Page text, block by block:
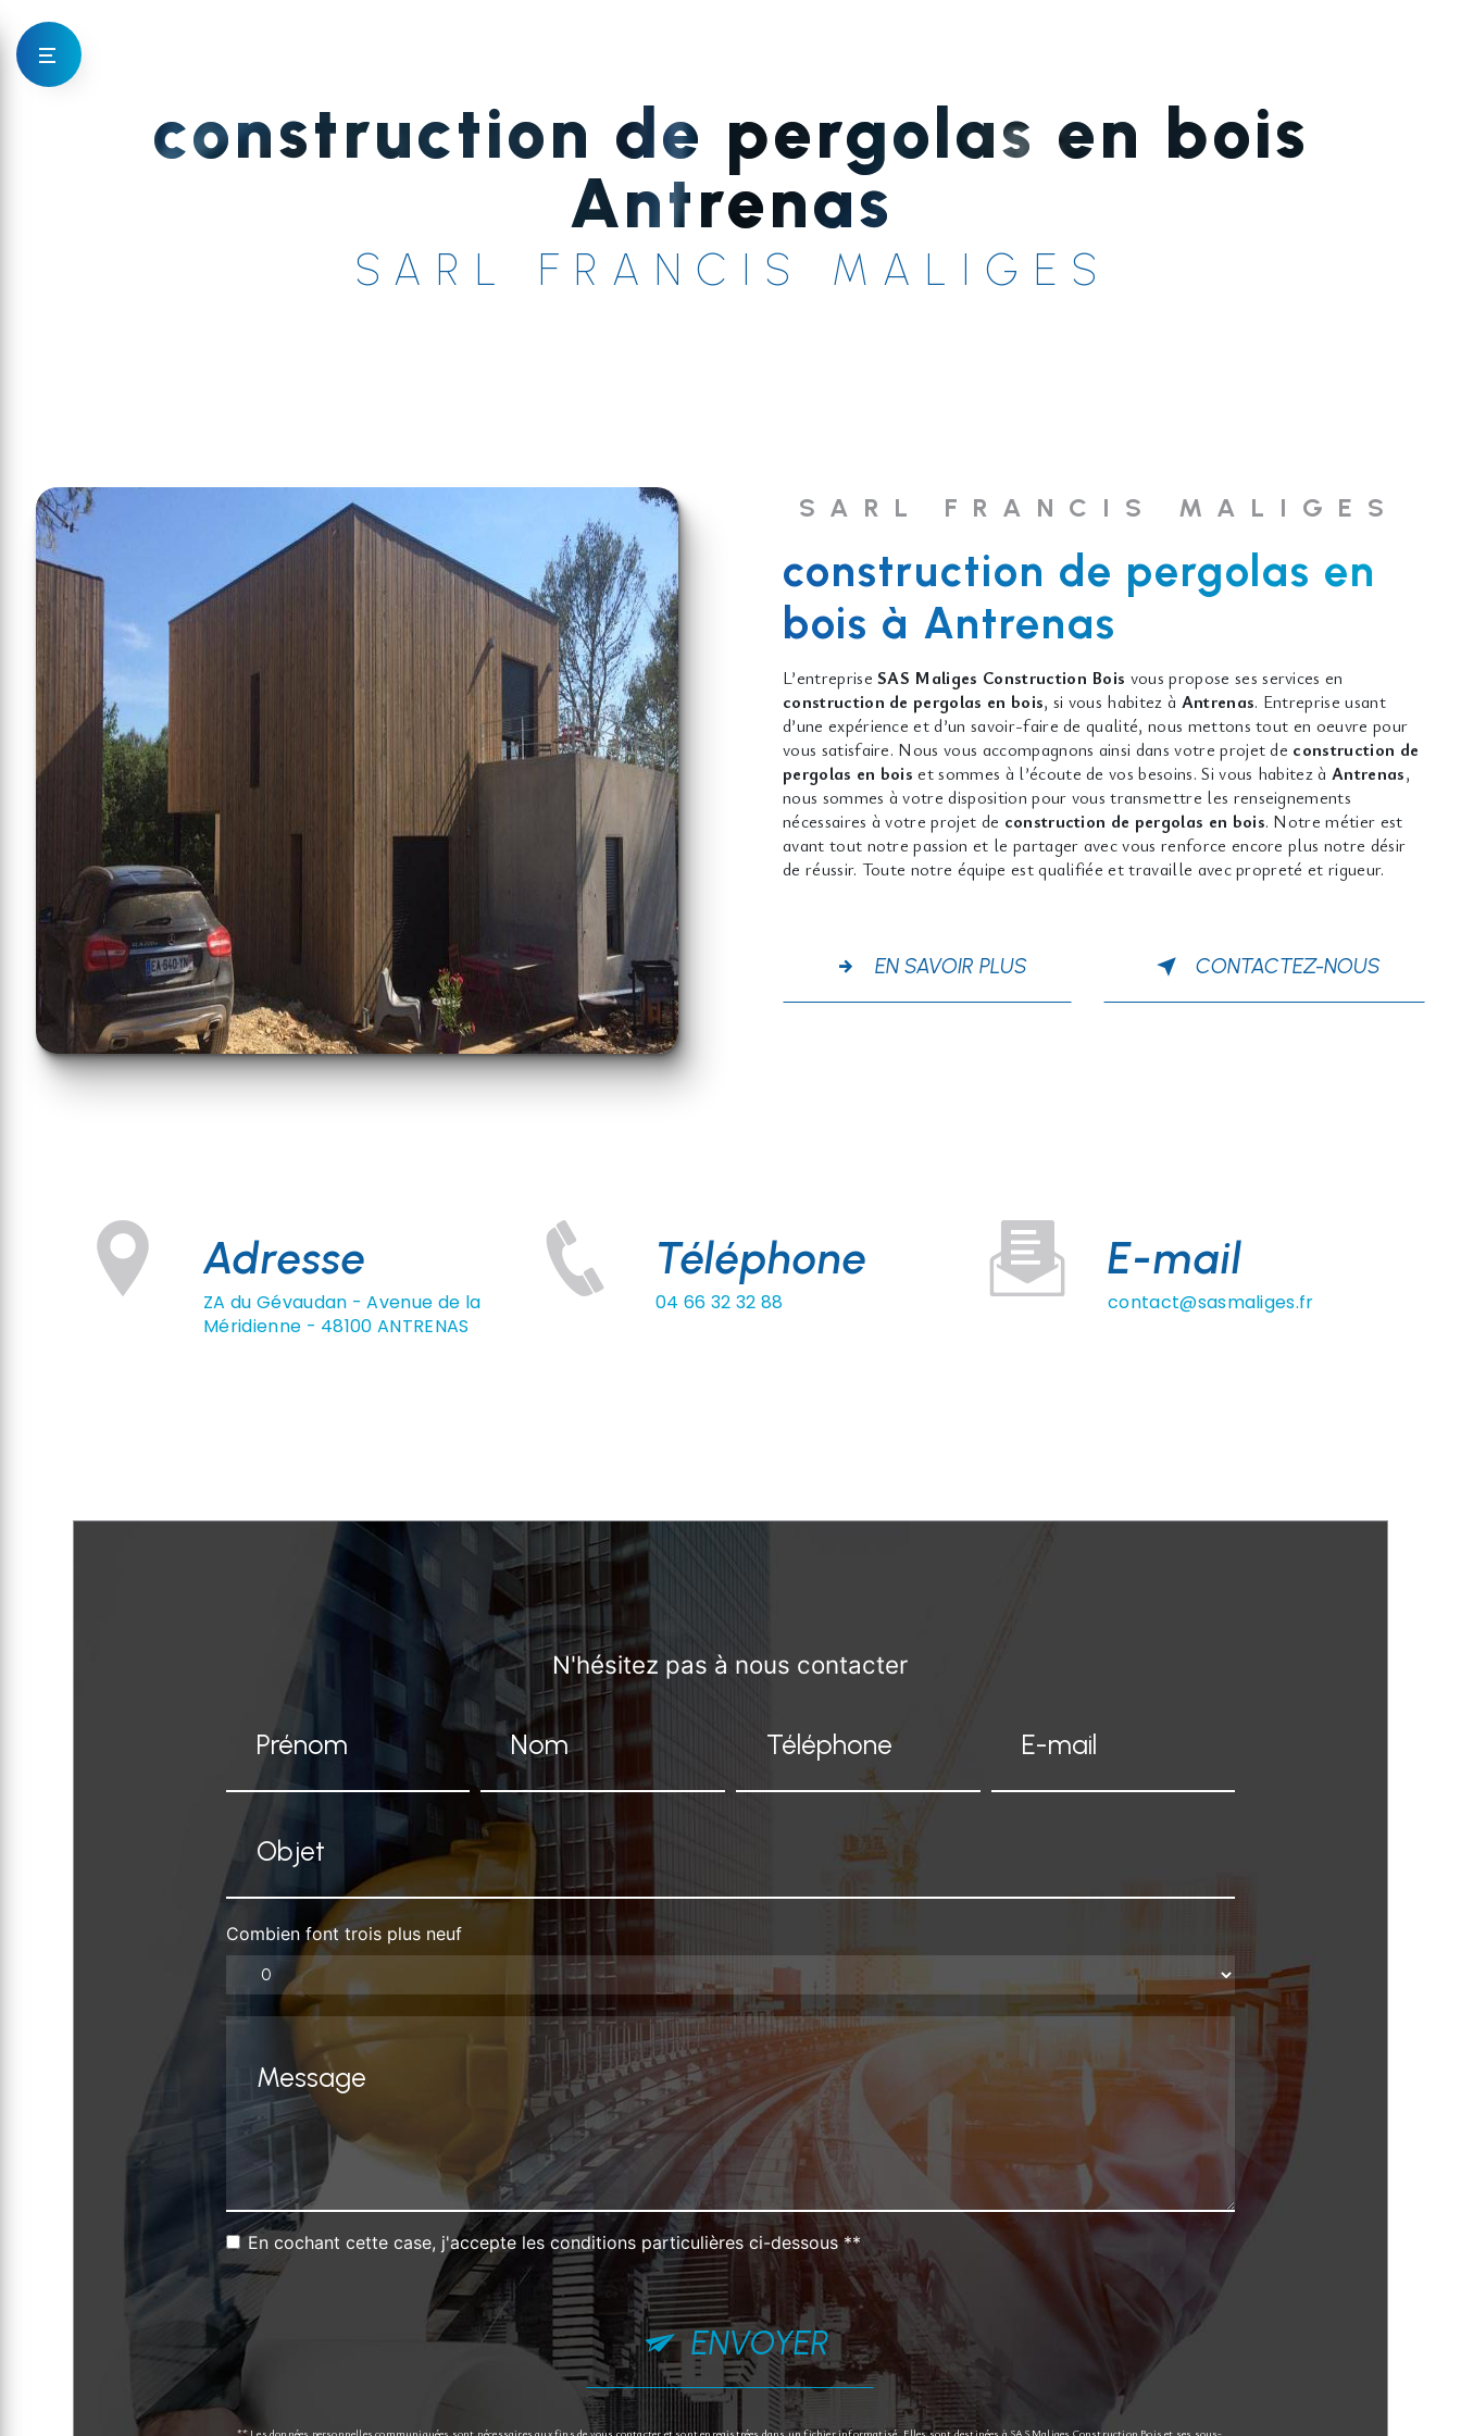
construction de pergolas en bois
Antrenas
SARL FRANCIS MALIGES
SARL FRANCIS MALIGES
construction de pergolas en
bois à Antrenas
L’entrepriseSAS Maliges Construction Bois vous propose ses services en
construction de pergolas en bois, si vous habitez à Antrenas. Entreprise usant
d’une expérience et d’un savoir-faire de qualité, nous mettons tout en oeuvre pour
vous satisfaire. Nous vous accompagnons ainsi dans votre projet de construction de
pergolas en bois et sommes à l’écoute de vos besoins. Si vous habitez àAntrenas,
nous sommes à votre disposition pour vous transmettre les renseignements
nécessaires à votre projet de construction de pergolas en bois. Notre métier est
avant tout notre passion et le partager avec vous renforce encore plus notre désir
de réussir. Toute notre équipe est qualifiée et travaille avec propreté et rigueur.
EN SAVOIR PLUS CONTACTEZ-NOUS
Adresse
ZA du Gévaudan - Avenue de la
Méridienne - 48100 ANTRENAS
Téléphone
04 66 32 32 88
E-mail
contact@sasmaliges.fr
N'hésitez pas à nous contacter
Combien font trois plus neuf
En cochant cette case, j'accepte les conditions particulières ci-dessous **
ENVOYER